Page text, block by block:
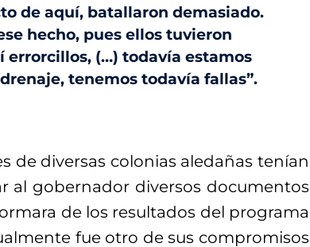
de aquí, batallaron demasiado.
hecho, pues ellos tuvieron
errorcillos, (…) todavía estamos
tenemos todavía fallas”.
de diversas colonias aledañas tenían
al gobernador diversos documentos
de los resultados del programa
fue otro de sus compromisos